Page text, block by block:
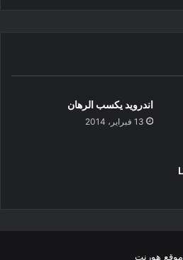
اندرويد يكسب الرهان
13 فبراير، 2014
موقع هورنت